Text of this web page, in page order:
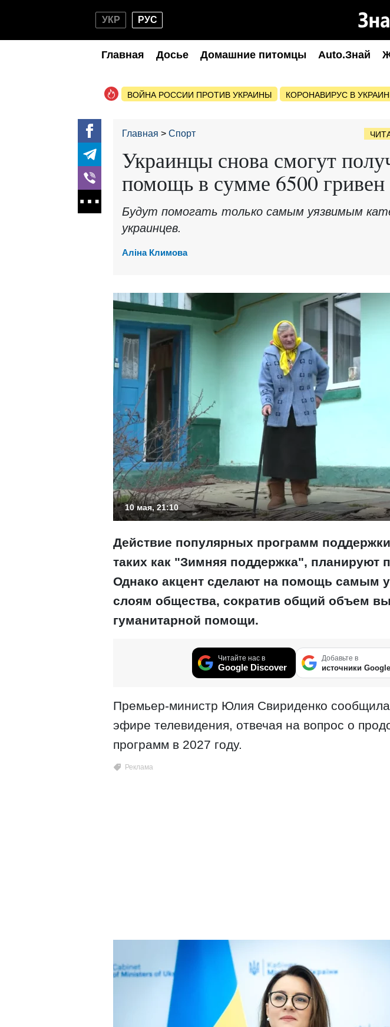
УКР РУС
Главная Досье Домашние питомцы Auto.Знай
ВОЙНА РОССИИ ПРОТИВ УКРАИНЫ КОРОНАВИРУС В
Главная Спорт
Украинцы снова смогут
помощь в сумме 6500 гривен
Будут помогать только самым уязвимым
украинцев.
Аліна Климова
10 мая, 21:10
Действие популярных программ
таких как "Зимняя поддержка", планируют
Однако акцент сделают на помощь самым
слоям общества, сократив общий объем
гуманитарной помощи.
Читайте нас в
Google Discover
Добавьте в
источники Google
Премьер-министр Юлия Свириденко
эфире телевидения, отвечая на вопрос о
программ в 2027 году.